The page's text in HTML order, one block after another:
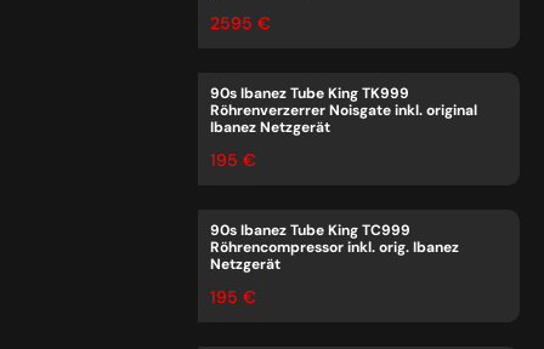
2595 €
90s Ibanez Tube King TK999
Röhrenverzerrer Noisgate inkl. original
Ibanez Netzgerät
195 €
90s Ibanez Tube King TC999
Röhrencompressor inkl. orig. Ibanez
Netzgerät
195 €